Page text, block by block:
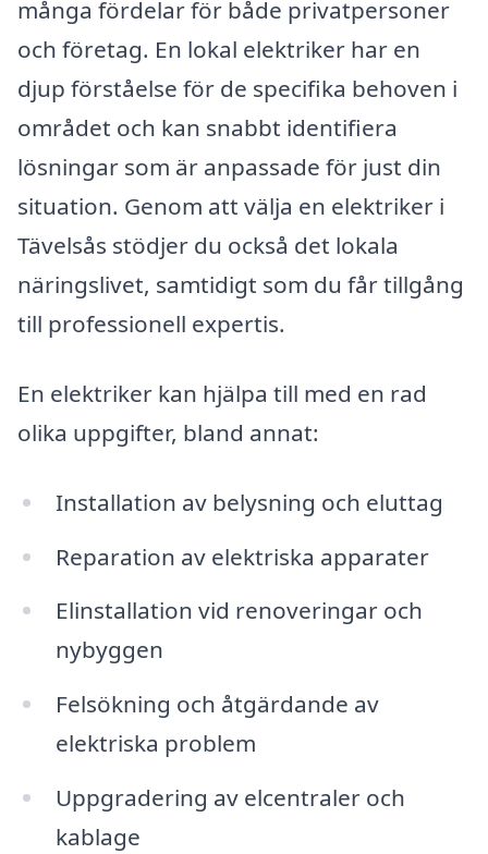
många fördelar för både privatpersoner
och företag. En lokal elektriker har en
djup förståelse för de specifika behoven i
området och kan snabbt identifiera
lösningar som är anpassade för just din
situation. Genom att välja en elektriker i
Tävelsås stödjer du också det lokala
näringslivet, samtidigt som du får tillgång
till professionell expertis.
En elektriker kan hjälpa till med en rad
olika uppgifter, bland annat:
Installation av belysning och eluttag
Reparation av elektriska apparater
Elinstallation vid renoveringar och
nybyggen
Felsökning och åtgärdande av
elektriska problem
Uppgradering av elcentraler och
kablage